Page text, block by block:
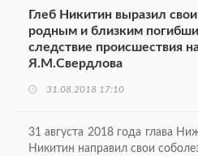
Глеб Никитин выразил
родным и близким
следствие происшествия
Я.М.Свердлова
31.08.2018 17:10
31 августа 2018 года глава
Никитин направил свои